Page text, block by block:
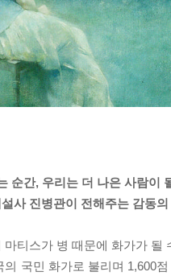
순간, 우리는 더 나은 사람이
사 진병관이 전해주는 감동
마티스가 병 때문에 화가가
의 국민 화가로 불리며 1,600